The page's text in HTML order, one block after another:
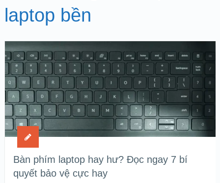
laptop bền
Bàn phím laptop hay hư? Đọc ngay 7 bí
quyết bảo vệ cực hay